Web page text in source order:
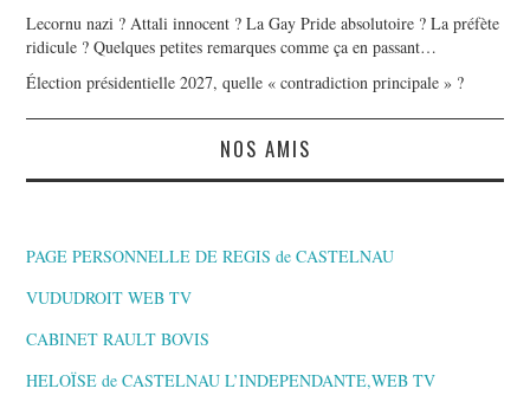
Lecornu nazi ? Attali innocent ? La Gay Pride absolutoire ? La préfète
ridicule ? Quelques petites remarques comme ça en passant…
Élection présidentielle 2027, quelle « contradiction principale » ?
NOS AMIS
PAGE PERSONNELLE DE REGIS de CASTELNAU
VUDUDROIT WEB TV
CABINET RAULT BOVIS
HELOÏSE de CASTELNAU L’INDEPENDANTE,WEB TV